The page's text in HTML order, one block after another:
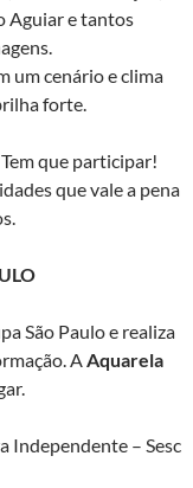
Aguiar e tantos
um cenário e clima
forte.
que participar!
que vale a pena
São Paulo e realiza
AAquarela
Independente – Sesc